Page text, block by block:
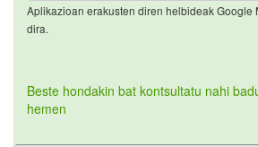
Aplikazioan erakusten diren helbideak Google
dira.
Beste hondakin bat kontsultatu nahi
hemen